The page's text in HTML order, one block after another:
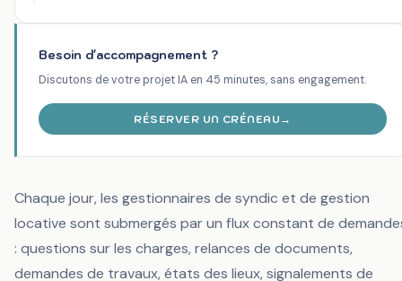
Chaque jour, les gestionnaires de syndic et de gestion
locative sont submergés par un flux constant de
: questions sur les charges, relances de documents,
demandes de travaux, états des lieux, signalements de
Besoin d'accompagnement ?
Discutons de votre projet IA en 45 minutes, sans engagement.
RÉSERVER UN CRÉNEAU →